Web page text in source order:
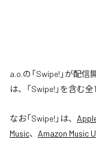
a.o.の「Swipe!」が配
は、「Swipe!」を含む
なお「Swipe! 」は、
Music、 Amazon Music